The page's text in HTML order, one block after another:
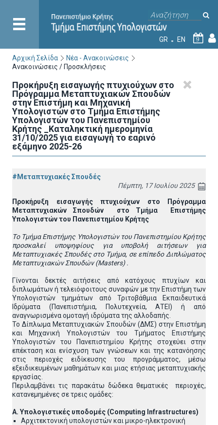
GR EN 9
Αρχική Σελίδα
Νέα - Ανακοινώσεις
Ανακοινώσεις / Προσκλήσεις
Προκήρυξη εισαγωγής πτυχιούχων στo
Πρόγραμμα Μεταπτυχιακών Σπουδών
στην Επιστήμη και Μηχανική
Υπολογιστών στο Τμήμα Eπιστήμης
Υπολογιστών του Πανεπιστημίου
Κρήτης _Καταληκτική ημερομηνία
31/10/2025 για εισαγωγή το εαρινό
εξάμηνο 2025-26
#Μεταπτυχιακές Σπουδές
Πέμπτη, 17 Ιουλίου 2025
Προκήρυξη εισαγωγής πτυχιούχων στo Πρόγραμμα
Μεταπτυχιακών Σπουδών στο Τμήμα
Eπιστήμης
Υπολογιστών του Πανεπιστημίου Κρήτης
Tο Tμήμα Επιστήμης Υπολογιστών του Πανεπιστημίου Κρήτης
προσκαλεί υποψηφίους για υποβολή αιτήσεων
για
Μεταπτυχιακές Σπουδές στο Τμήμα, σε επίπεδο Διπλώματος
Μεταπτυχιακών Σπουδών (Masters) .
Γίνονται δεκτές αιτήσεις από κατόχους πτυχίων και
διπλωμάτων ή τελειόφοιτους συναφών με την Επιστήμη των
Υπολογιστών τμημάτων από Τριτοβάθμια Εκπαιδευτικά
Ιδρύματα (Πανεπιστήμια, Πολυτεχνεία, ΑΤΕΙ) ή από
αναγνωρισμένα ομοταγή ιδρύματα της αλλοδαπής.
To Δίπλωμα Μεταπτυχιακών Σπουδών (ΔΜΣ) στην Επιστήμη
και Μηχανική Υπολογιστών του Τμήματος Επιστήμης
Υπολογιστών του Πανεπιστημίου Κρήτης στοχεύει στην
επέκταση και ενίσχυση των γνώσεων και της κατανόησης
στις περιοχές ειδίκευσης του προγράμματος, μέσω
εξειδικευμένων μαθημάτων και μιας ετήσιας μεταπτυχιακής
εργασίας.
Περιλαμβάνει τις παρακάτω δώδεκα θεματικές περιοχές,
κατανεμημένες σε τρεις ομάδες:
Α. Υπολογιστικές υποδομές (Computing Infrastructures)
Αρχιτεκτονική υπολογιστών και μικρο-ηλεκτρονική